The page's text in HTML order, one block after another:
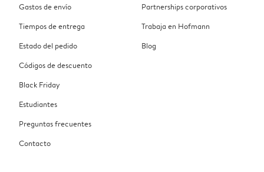
Gastos de envío
Tiempos de entrega
Estado del pedido
Códigos de descuento
Black Friday
Estudiantes
Preguntas frecuentes
Contacto
Partnerships corporativos
Trabaja en Hofmann
Blog